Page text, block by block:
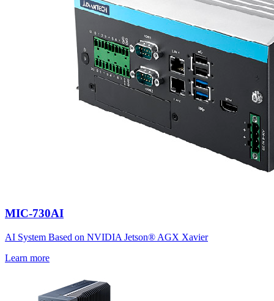
MIC-730AI
AI System Based on NVIDIA Jetson® AGX Xavier
Learn more